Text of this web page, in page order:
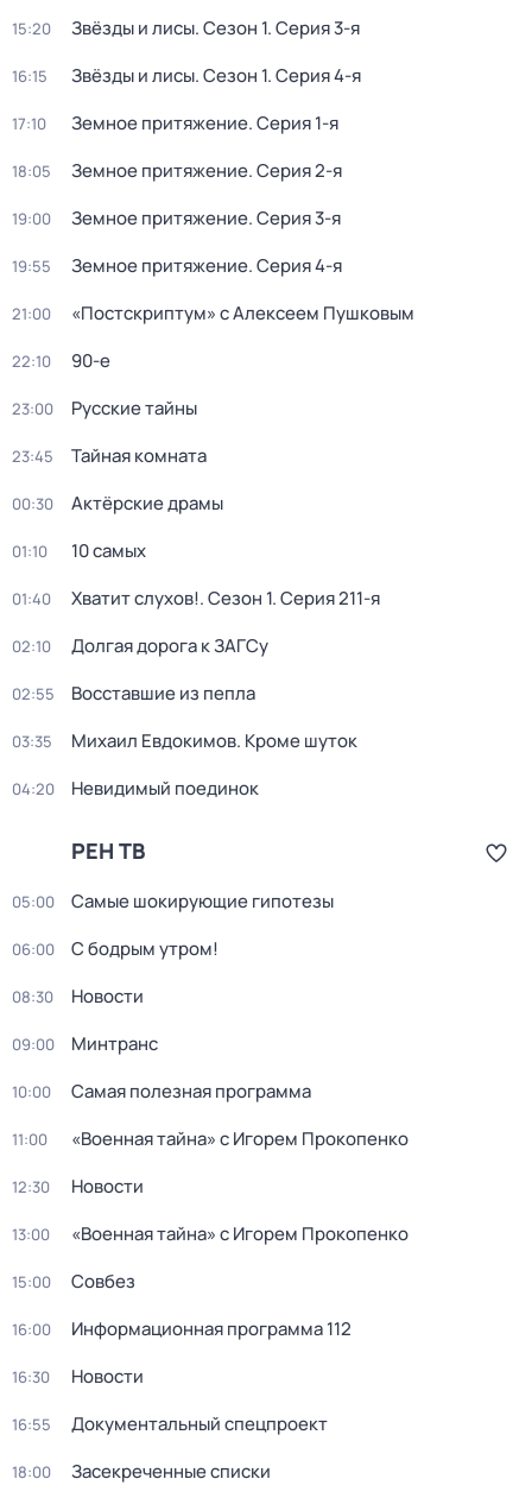
15:20 Звёзды и лисы. Сезон 1. Серия 3-я
16:15 Звёзды и лисы. Сезон 1. Серия 4-я
17:10 Земное притяжение. Серия 1-я
18:05 Земное притяжение. Серия 2-я
19:00 Земное притяжение. Серия 3-я
19:55 Земное притяжение. Серия 4-я
21:00 «Постскриптум» с Алексеем Пушковым
22:10 90-е
23:00 Русские тайны
23:45 Тайная комната
00:30 Актёрские драмы
01:10 10 самых
01:40 Хватит слухов!. Сезон 1. Серия 211-я
02:10 Долгая дорога к ЗАГСу
02:55 Восставшие из пепла
03:35 Михаил Евдокимов. Кроме шуток
04:20 Невидимый поединок
РЕН ТВ
05:00 Самые шoкиpующие гипотезы
06:00 С бодрым утром!
08:30 Новости
09:00 Минтранс
10:00 Самая полезная программа
11:00 «Военная тайна» с Игорем Прокопенко
12:30 Новости
13:00 «Военная тайна» с Игорем Прокопенко
15:00 Совбез
16:00 Информационная программа 112
16:30 Новости
16:55 Документальный спецпроект
18:00 Заcекрeченные списки